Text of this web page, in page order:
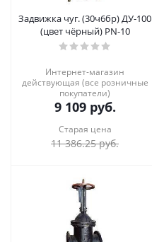
Задвижка чуг. (30ч6бр) ДУ-100
(цвет чёрный) РN-10
Интернет-магазин
действующая (все розничные
покупатели)
9 109руб.
Старая цена
11 386.25руб.